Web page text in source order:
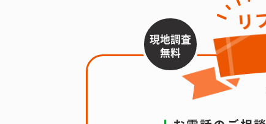
現地調査
無料